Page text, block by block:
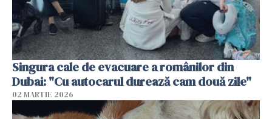
Singura cale de evacuare a românilor din
Dubai: "Cu autocarul durează cam două zile"
02 MARTIE 2026